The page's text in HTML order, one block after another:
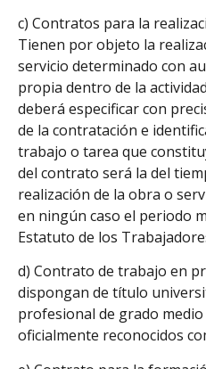
c) Contratos para la
Tienen por objeto la
servicio determinado con
propia dentro de la
deberá especificar con
de la contratación e
trabajo o tarea que
del contrato será la del
realización de la obra o
en ningún caso el periodo
Estatuto de los
d) Contrato de trabajo en
dispongan de título
profesional de grado
oficialmente reconocidos